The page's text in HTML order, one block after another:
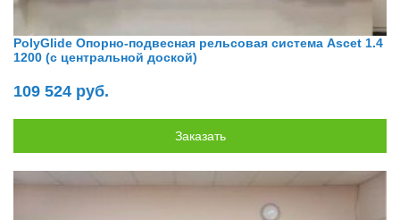
PolyGlide Опорно-подвесная рельсовая система Ascet 1.4
1200 (с центральной доской)
109 524 руб.